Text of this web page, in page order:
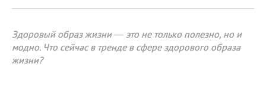
Здоровый образ жизни — это не только полезно, но и
модно. Что сейчас в тренде в сфере здорового образа
жизни?